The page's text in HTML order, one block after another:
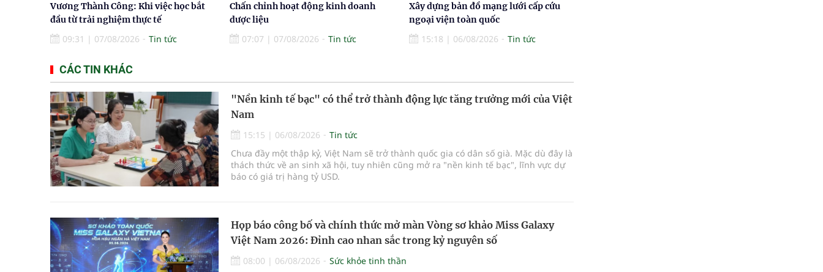
Vương Thành Công: Khi việc học bắt
đầu từ trải nghiệm thực tế
09:31 | 07/08/2026 Tin tức
Chấn chỉnh hoạt động kinh doanh
dược liệu
07:07 | 07/08/2026 Tin tức
Xây dựng bản đồ mạng lưới cấp cứu
ngoại viện toàn quốc
15:18 | 06/08/2026 Tin tức
CÁC TIN KHÁC
"Nền kinh tế bạc" có thể trở thành động lực tăng trưởng mới của Việt
Nam
15:15 | 06/08/2026
Tin tức
Chưa đầy một thập kỷ, Việt Nam sẽ trở thành quốc gia có dân số già. Mặc dù đây là
thách thức về an sinh xã hội, tuy nhiên cũng mở ra "nền kinh tế bạc", lĩnh vực dự
báo có giá trị hàng tỷ USD.
Họp báo công bố và chính thức mở màn Vòng sơ khảo Miss Galaxy
Việt Nam 2026: Đỉnh cao nhan sắc trong kỷ nguyên số
08:00 | 06/08/2026
Sức khỏe tinh thần